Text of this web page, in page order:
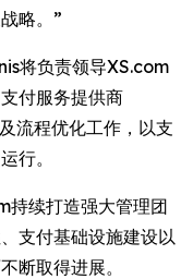
略。”
将负责领导XS.com
付服务提供商
流程优化工作，以支
行。
持续打造强大管理团
支付基础设施建设以
断取得进展。